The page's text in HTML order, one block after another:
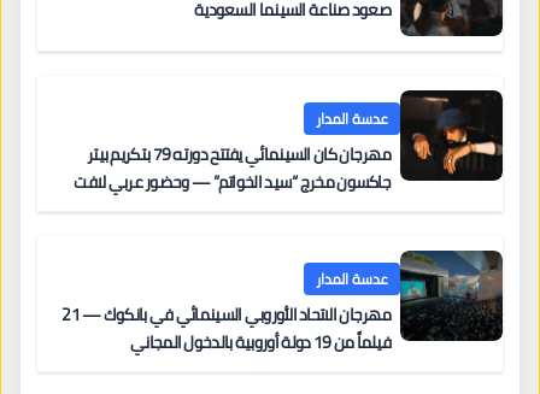
صعود صناعة السينما السعودية
عدسة المدار
مهرجان كان السينمائي يفتتح دورته 79 بتكريم بيتر
جاكسون مخرج “سيد الخواتم” — وحضور عربي لافت
عدسة المدار
مهرجان الاتحاد الأوروبي السينمائي في بانكوك — 21
فيلماً من 19 دولة أوروبية بالدخول المجاني